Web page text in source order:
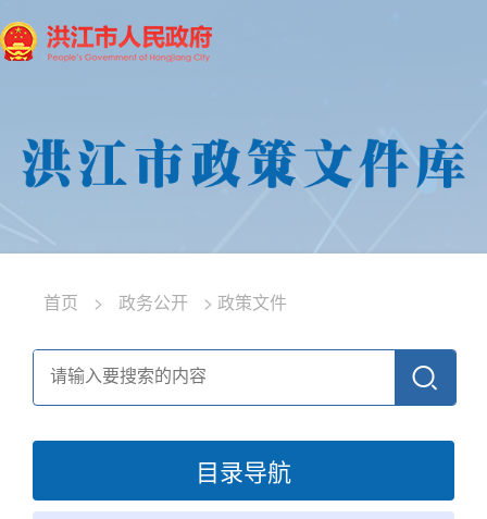
首页 > 政务公开 > 政策文件
目录导航